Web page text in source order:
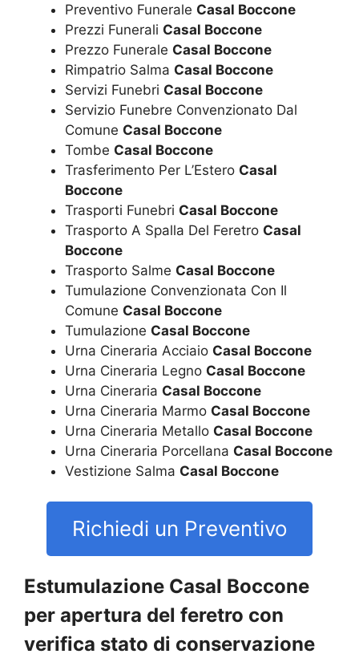
Preventivo Funerale Casal Boccone
Prezzi Funerali Casal Boccone
Prezzo Funerale Casal Boccone
Rimpatrio Salma Casal Boccone
Servizi Funebri Casal Boccone
Servizio Funebre Convenzionato Dal
Comune Casal Boccone
Tombe Casal Boccone
Trasferimento Per L’Estero Casal
Boccone
Trasporti Funebri Casal Boccone
Trasporto A Spalla Del Feretro Casal
Boccone
Trasporto Salme Casal Boccone
Tumulazione Convenzionata Con Il
Comune Casal Boccone
Tumulazione Casal Boccone
Urna Cineraria Acciaio Casal Boccone
Urna Cineraria Legno Casal Boccone
Urna Cineraria Casal Boccone
Urna Cineraria Marmo Casal Boccone
Urna Cineraria Metallo Casal Boccone
Urna Cineraria Porcellana Casal Boccone
Vestizione Salma Casal Boccone
Richiedi un Preventivo
Estumulazione Casal Boccone
per apertura del feretro con
verifica stato di conservazione